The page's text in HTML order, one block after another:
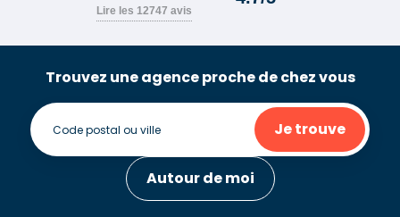
Trouvez une agence proche de chez vous
Je trouve
Autour de moi